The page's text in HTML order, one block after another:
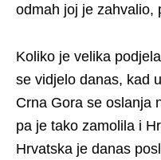
odmah joj je zahvalio,
Koliko je velika
se vidjelo danas, kad
Crna Gora se oslanja
pa je tako zamolila i
Hrvatska je danas